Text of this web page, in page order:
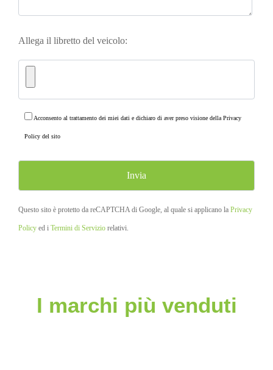
Allega il libretto del veicolo:
Acconsento al trattamento dei miei dati e dichiaro di aver preso visione dellaPrivacy
Policy del sito
Questo sito è protetto da reCAPTCHA di Google, al quale si applicano la Privacy
Policy ed i Termini di Servizio relativi.
I marchi più venduti